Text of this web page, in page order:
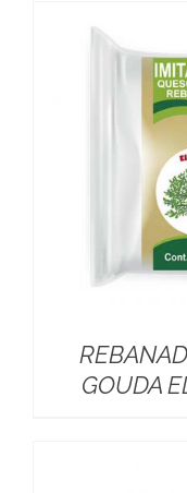
GOUDA